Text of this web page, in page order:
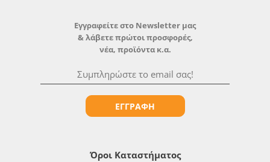
Όροι Καταστήματος
Εγγραφείτε στο Newsletter μας
& λάβετε πρώτοι προσφορές,
νέα, προϊόντα κ.α.
ΕΓΓΡΑΦΗ